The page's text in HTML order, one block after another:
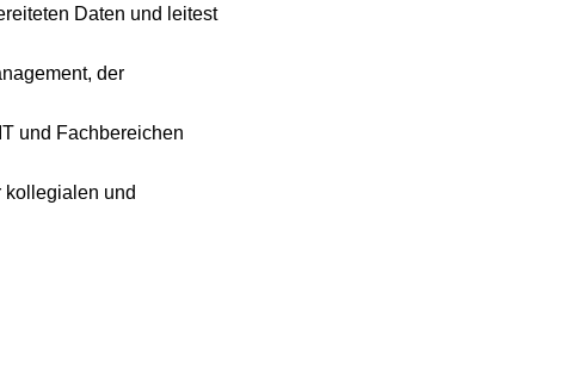
Daten und leitest
der
und Fachbereichen
kollegialen und